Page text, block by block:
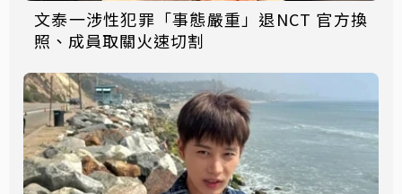
文泰一涉性犯罪「事態嚴重」退NCT 官方換
照、成員取關火速切割